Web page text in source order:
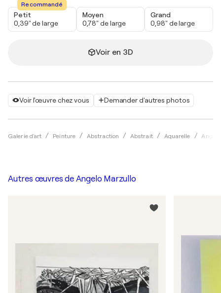
Voir l'œuvre chez vous Demander d'autres photos
Galerie d'art Peinture Abstraction Abstrait Aquarelle
Recommandé
Petit
0,39" de large
Moyen
0,78" de large
Grand
0,98" de large
Voir en 3D
Autres œuvres de Angelo Marzullo